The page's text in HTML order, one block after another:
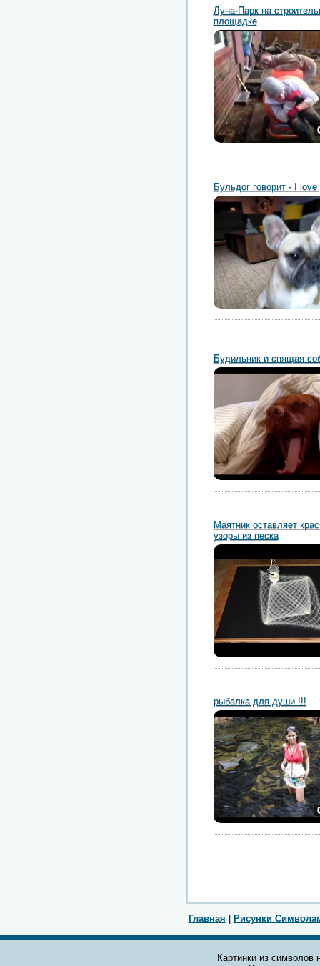
Луна-Парк на
площадке
Бульдог говорит - I love
Будильник и спящая
Маятник оставляет
узоры из песка
рыбалка для души !!!
Главная Рисунки
Картинки из символов